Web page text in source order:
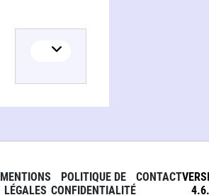
MENTIONS
LÉGALES
POLITIQUE DE
CONFIDENTIALITÉ
CONTACT